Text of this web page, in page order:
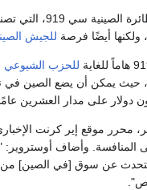
سي 919، التي تصنعها شركة
أيضًا فرصة للجيش
للحزب الشيوعي
حيث يمكن أن يضع الصين في
محرر موقع إير كرنت
المنافسة. وأضاف أوستروير: